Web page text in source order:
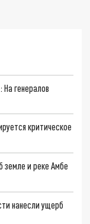
генералов
критическое
земле и реке Амбе
нанесли ущерб